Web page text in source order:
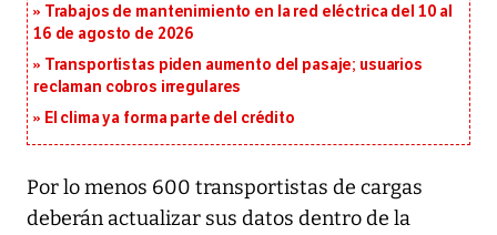
Trabajos de mantenimiento en la red eléctrica del 10 al
16 de agosto de 2026
Transportistas piden aumento del pasaje; usuarios
reclaman cobros irregulares
El clima ya forma parte del crédito
Por lo menos 600 transportistas de cargas
deberán actualizar sus datos dentro de la